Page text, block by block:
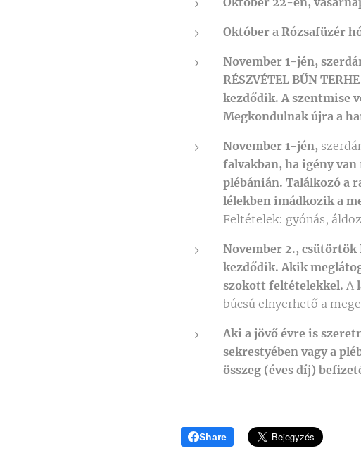
Október a Rózsafüzér
November 1-jén,
RÉSZVÉTEL BŰN
kezdődik. A szentmise
Megkondulnak újra a
November 1-jén,
falvakban, ha igény van
plébánián. Találkozó a
lélekben imádkozik a
Feltételek: gyónás,
November 2.,
kezdődik. Akik
szokott feltételekkel. A
búcsú elnyerhető a
Aki a jövő évre is
sekrestyében vagy a
összeg (éves díj)
Share